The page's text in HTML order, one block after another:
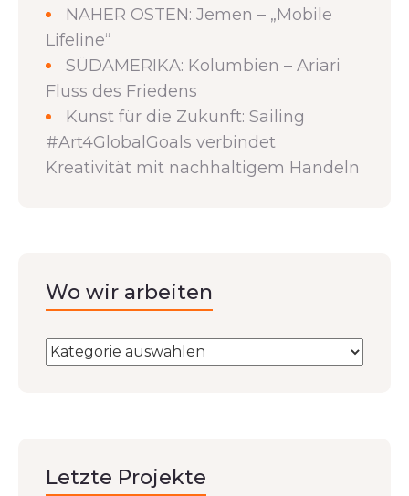
NAHER OSTEN: Jemen – „Mobile
Lifeline“
SÜDAMERIKA: Kolumbien – Ariari
Fluss des Friedens
Kunst für die Zukunft: Sailing
#Art4GlobalGoals verbindet
Kreativität mit nachhaltigem Handeln
Wo wir arbeiten
Letzte Projekte